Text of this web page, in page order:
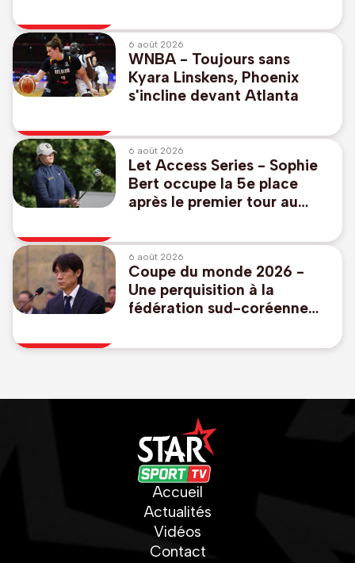
attaques sur son intégrité"
6 août 2026
WNBA - Toujours sans
Kyara Linskens, Phoenix
s'incline devant Atlanta
6 août 2026
Let Access Series - Sophie
Bert occupe la 5e place
après le premier tour au
6 août 2026
Coupe du monde 2026 -
Une perquisition à la
fédération sud-coréenne
sélectionneur
Accueil
Actualités
Vidéos
Contact